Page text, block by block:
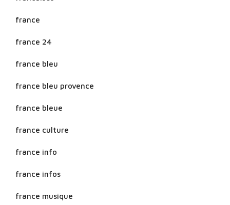
france
france 24
france bleu
france bleu provence
france bleue
france culture
france info
france infos
france musique